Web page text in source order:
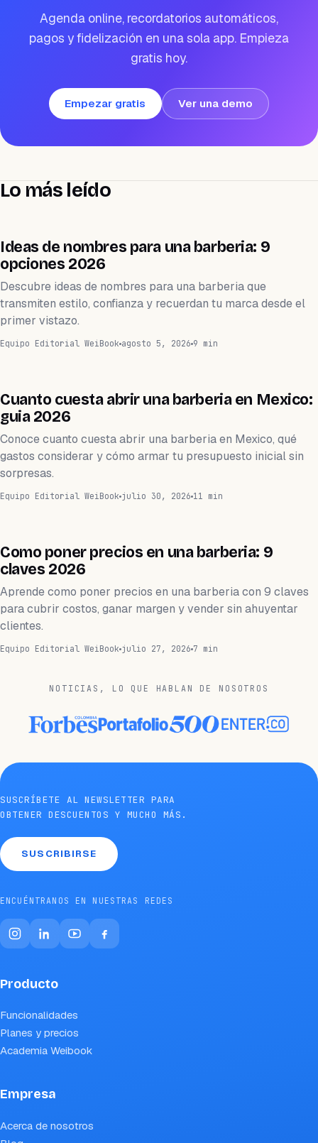
Agenda online, recordatorios automáticos,
pagos y fidelización en una sola app. Empieza
gratis hoy.
Empezar gratis Ver una demo
Lo más leído
BARBERÍA
Ideas de nombres para una barberia: 9
opciones 2026
Descubre ideas de nombres para una barberia que
transmiten estilo, confianza y recuerdan tu marca desde el
primer vistazo.
Equipo Editorial WeiBook agosto 5, 2026 9 min
BARBERÍA
Cuanto cuesta abrir una barberia en Mexico:
guia 2026
Conoce cuanto cuesta abrir una barberia en Mexico, qué
gastos considerar y cómo armar tu presupuesto inicial sin
sorpresas.
Equipo Editorial WeiBook julio 30, 2026 11 min
Como poner precios en una barberia: 9
claves 2026
Aprende como poner precios en una barberia con 9 claves
para cubrir costos, ganar margen y vender sin ahuyentar
clientes.
Equipo Editorial WeiBook julio 27, 2026 7 min
NOTICIAS, LO QUE HABLAN DE NOSOTROS
SUSCRÍBETE AL NEWSLETTER PARA
OBTENER DESCUENTOS Y MUCHO MÁS.
SUSCRIBIRSE
ENCUÉNTRANOS EN NUESTRAS REDES
Producto
Funcionalidades
Planes y precios
Academia Weibook
Empresa
Acerca de nosotros